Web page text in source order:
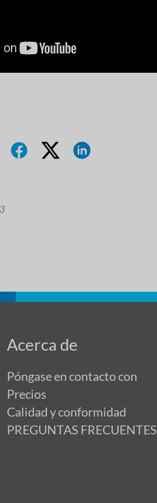
Acerca de
Póngase en contacto con
Precios
Calidad y conformidad
PREGUNTAS FRECUENTES